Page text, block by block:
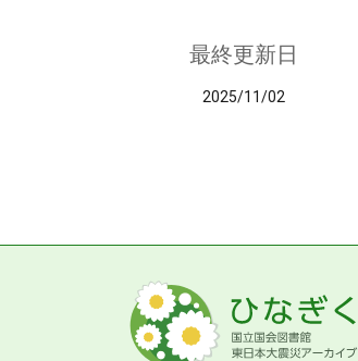
最終更新日
2025/11/02